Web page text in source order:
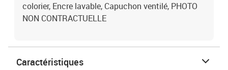
colorier, Encre lavable, Capuchon ventilé, PHOTO
NON CONTRACTUELLE
Caractéristiques